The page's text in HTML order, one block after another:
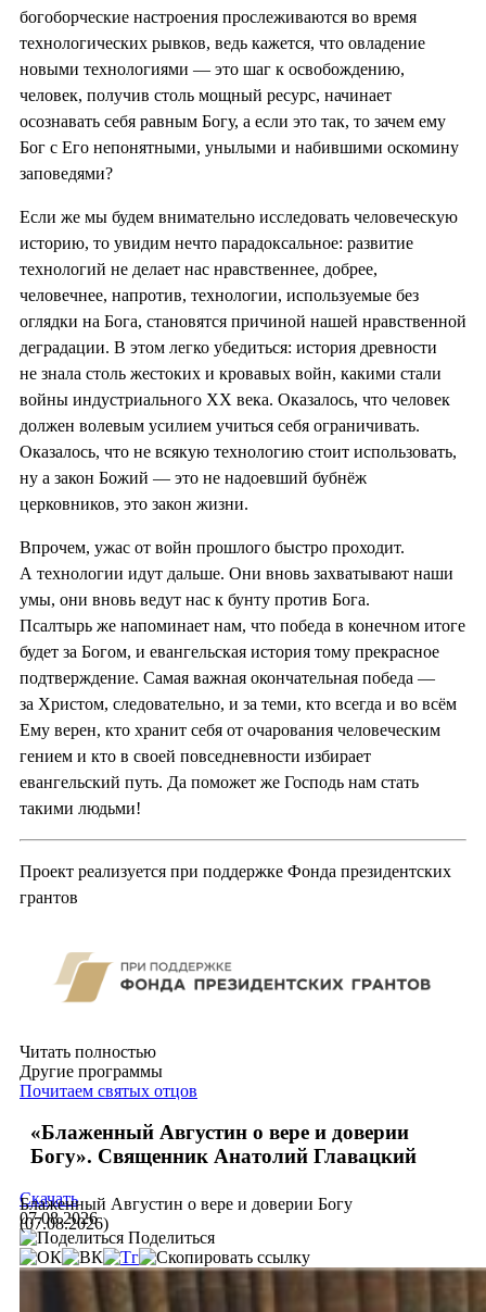
богоборческие настроения прослеживаются во время
технологических рывков, ведь кажется, что овладение
новыми технологиями — это шаг к освобождению,
человек, получив столь мощный ресурс, начинает
осознавать себя равным Богу, а если это так, то зачем ему
Бог с Его непонятными, унылыми и набившими оскомину
заповедями?
Если же мы будем внимательно исследовать человеческую
историю, то увидим нечто парадоксальное: развитие
технологий не делает нас нравственнее, добрее,
человечнее, напротив, технологии, используемые без
оглядки на Бога, становятся причиной нашей нравственной
деградации. В этом легко убедиться: история древности
не знала столь жестоких и кровавых войн, какими стали
войны индустриального XX века. Оказалось, что человек
должен волевым усилием учиться себя ограничивать.
Оказалось, что не всякую технологию стоит использовать,
ну а закон Божий — это не надоевший бубнёж
церковников, это закон жизни.
Впрочем, ужас от войн прошлого быстро проходит.
А технологии идут дальше. Они вновь захватывают наши
умы, они вновь ведут нас к бунту против Бога.
Псалтырь же напоминает нам, что победа в конечном итоге
будет за Богом, и евангельская история тому прекрасное
подтверждение. Самая важная окончательная победа —
за Христом, следовательно, и за теми, кто всегда и во всём
Ему верен, кто хранит себя от очарования человеческим
гением и кто в своей повседневности избирает
евангельский путь. Да поможет же Господь нам стать
такими людьми!
Проект реализуется при поддержке Фонда президентских
грантов
Читать полностью
Другие программы
Почитаем святых отцов
«Блаженный Августин о вере и доверии
Богу». Священник Анатолий Главацкий
Блаженный Августин о вере и доверии Богу
(07.08.2026)
Скачать
07.08.2026
Поделиться